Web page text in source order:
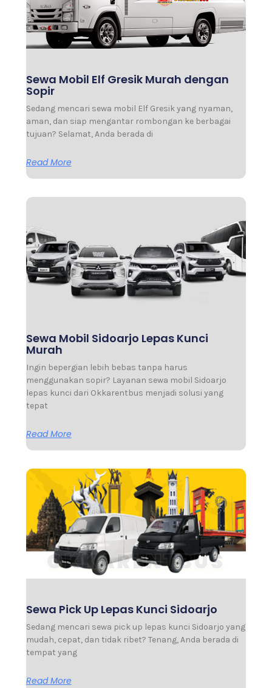
Sewa Mobil Elf Gresik Murah dengan
Sopir
Sedang mencari sewa mobil Elf Gresik yang nyaman,
aman, dan siap mengantar rombongan ke berbagai
tujuan? Selamat, Anda berada di
Read More
Sewa Mobil Sidoarjo Lepas Kunci
Murah
Ingin bepergian lebih bebas tanpa harus
menggunakan sopir? Layanan sewa mobil Sidoarjo
lepas kunci dari Okkarentbus menjadi solusi yang
tepat
Read More
Sewa Pick Up Lepas Kunci Sidoarjo
Sedang mencari sewa pick up lepas kunci Sidoarjo yang
mudah, cepat, dan tidak ribet? Tenang, Anda berada di
tempat yang
Read More